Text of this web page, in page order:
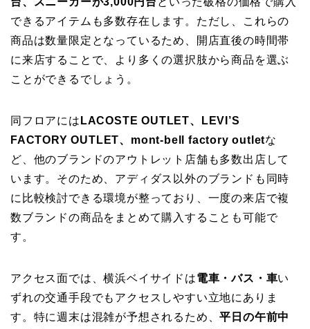
できるアイテムも多数存在します。ただし、これらの
商品は数量限定となっているため、開店直後の時間帯
に来店することで、より多くの選択肢から商品を選ぶ
ことができるでしょう。
同フロアには LACOSTE OUTLET、LEVI’S
FACTORY OUTLET、mont-bell factory outletな
ど、他のブランドのアウトレット店舗も多数出店して
います。そのため、アディダス以外のブランドも同時
に比較検討できる環境が整っており、一度の来店で複
数ブランドの商品をまとめて購入することも可能で
す。
アクセス面では、横浜ベイサイドは電車・バス・車い
ずれの交通手段でもアクセスしやすい立地にありま
す。特に週末は混雑が予想されるため、平日の午前中